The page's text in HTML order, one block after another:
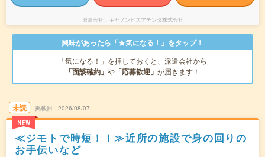
派遣会社 キヤノンビズアテンダ株式会社
興味があったら「★気になる！」をタップ！
「気になる！」を押しておくと、派遣会社から
「面談確約」 や 「応募歓迎」 が届きます！
未読
NEW
掲載日 2026/08/07
≪ジモトで時短！！≫近所の施設で身の回りの
お手伝いなど